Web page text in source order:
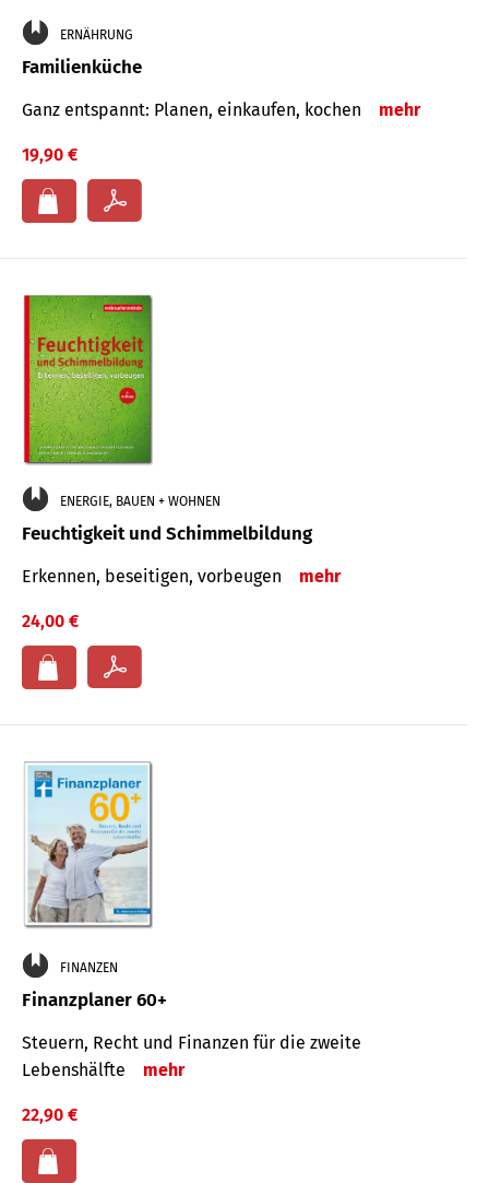
ERNÄHRUNG
Familienküche
Ganz entspannt: Planen, einkaufen, kochen mehr
19,90 €
ENERGIE, BAUEN + WOHNEN
Feuchtigkeit und Schimmelbildung
Erkennen, beseitigen, vorbeugen mehr
24,00 €
FINANZEN
Finanzplaner 60+
Steuern, Recht und Finanzen für die zweite
Lebenshälfte
mehr
22,90 €